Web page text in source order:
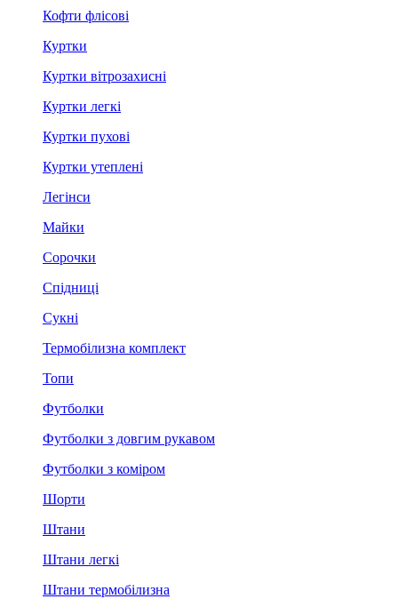
Кофти флісові
Куртки
Куртки вітрозахисні
Куртки легкі
Куртки пухові
Куртки утеплені
Легінси
Майки
Сорочки
Спідниці
Сукні
Термобілизна комплект
Топи
Футболки
Футболки з довгим рукавом
Футболки з коміром
Шорти
Штани
Штани легкі
Штани термобілизна